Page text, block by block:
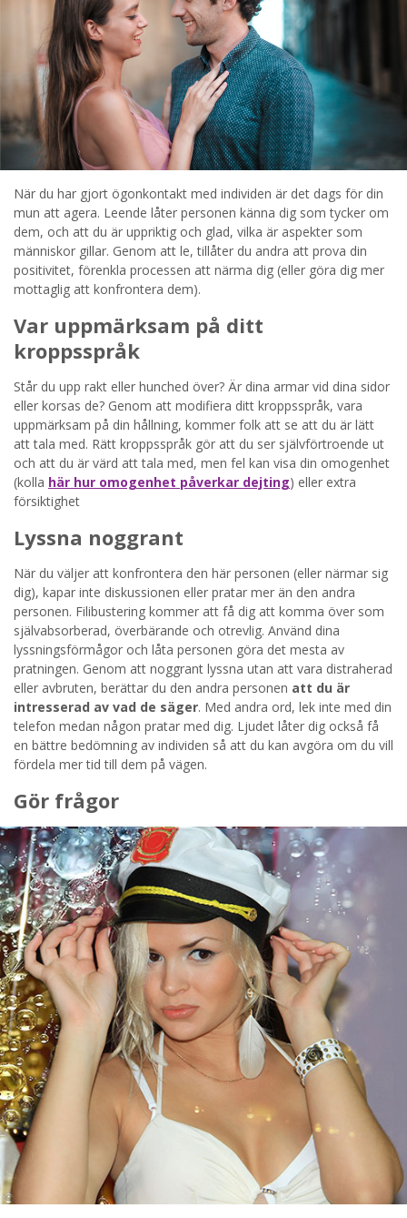
När du har gjort ögonkontakt med individen är det dags för din
mun att agera. Leende låter personen känna dig som tycker om
dem, och att du är uppriktig och glad, vilka är aspekter som
människor gillar. Genom att le, tillåter du andra att prova din
positivitet, förenkla processen att närma dig (eller göra dig mer
mottaglig att konfrontera dem).
Var uppmärksam på ditt
kroppsspråk
Står du upp rakt eller hunched över? Är dina armar vid dina sidor
eller korsas de? Genom att modifiera ditt kroppsspråk, vara
uppmärksam på din hållning, kommer folk att se att du är lätt
att tala med. Rätt kroppsspråk gör att du ser självförtroende ut
och att du är värd att tala med, men fel kan visa din omogenhet
(kolla här hur omogenhet påverkar dejting) eller extra
försiktighet
Lyssna noggrant
När du väljer att konfrontera den här personen (eller närmar sig
dig), kapar inte diskussionen eller pratar mer än den andra
personen. Filibustering kommer att få dig att komma över som
självabsorberad, överbärande och otrevlig. Använd dina
lyssningsförmågor och låta personen göra det mesta av
pratningen. Genom att noggrant lyssna utan att vara distraherad
eller avbruten, berättar du den andra personen att du är
intresserad av vad de säger. Med andra ord, lek inte med din
telefon medan någon pratar med dig. Ljudet låter dig också få
en bättre bedömning av individen så att du kan avgöra om du vill
fördela mer tid till dem på vägen.
Gör frågor